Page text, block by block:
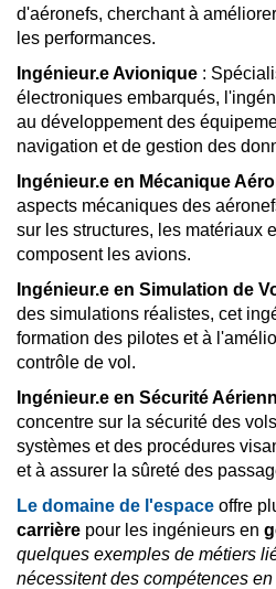
d'aéronefs, cherchant à
les performances.
Ingénieur.e Avionique :
électroniques embarqués,
au développement des
navigation et de gestion des
Ingénieur.e en Mécanique
aspects mécaniques des
sur les structures, les matériaux
composent les avions.
Ingénieur.e en Simulation de
des simulations réalistes, cet
formation des pilotes et à
contrôle de vol.
Ingénieur.e en Sécurité
concentre sur la sécurité des
systèmes et des procédures
et à assurer la sûreté des
Le domaine de l'espace offre
carrière pour les ingénieurs en
quelques exemples de métiers
nécessitent des compétences